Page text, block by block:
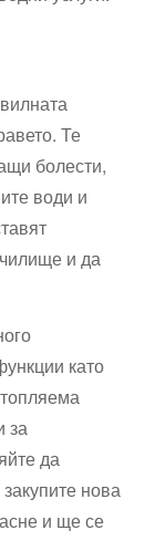
Те
болести,
води и
и да
като
за
да
нова
и ще се